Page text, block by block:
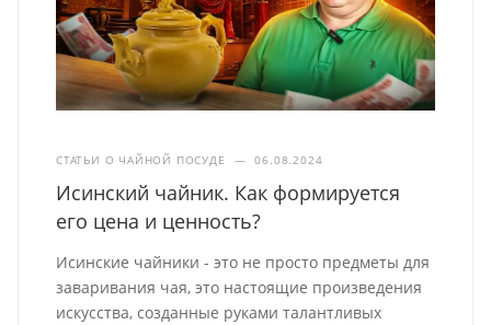
СТАТЬИ О ЧАЙНОЙ ПОСУДЕ — 06.08.2024
Исинский чайник. Как формируется
его цена и ценность?
Исинские чайники - это не просто предметы для
заваривания чая, это настоящие произведения
искусства, созданные руками талантливых